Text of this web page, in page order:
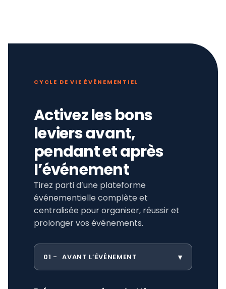
CYCLE DE VIE ÉVÉNEMENTIEL
Activez les bons
leviers avant,
pendant et après
l’événement
Tirez parti d’une plateforme
événementielle complète et
centralisée pour organiser, réussir et
prolonger vos événements.
01 AVANT L’ÉVÉNEMENT